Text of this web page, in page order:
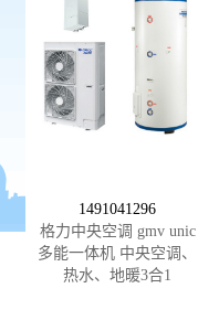
1491041296
格力中央空调 gmv unic
多能一体机 中央空调、
热水、地暖3合1